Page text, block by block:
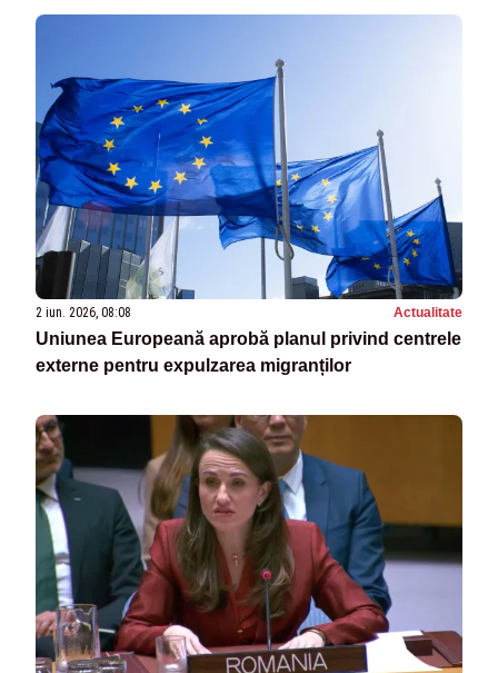
2 iun. 2026, 08:08 Actualitate
Uniunea Europeană aprobă planul privind centrele
externe pentru expulzarea migranților